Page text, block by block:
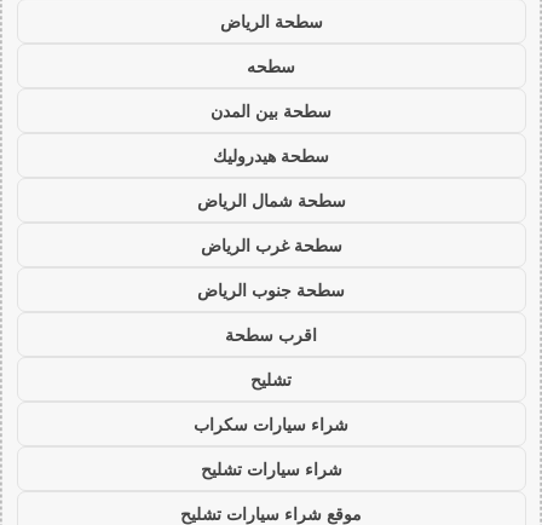
سطحة الرياض
سطحه
سطحة بين المدن
سطحة هيدروليك
سطحة شمال الرياض
سطحة غرب الرياض
سطحة جنوب الرياض
اقرب سطحة
تشليح
شراء سيارات سكراب
شراء سيارات تشليح
موقع شراء سيارات تشليح